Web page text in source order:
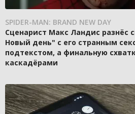
SPIDER-MAN: BRAND NEW DAY
Сценарист Макс Ландис разнёс
Новый день" с его странным
подтекстом, а финальную
каскадёрами